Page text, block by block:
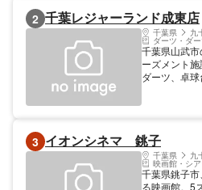
割引で400
高生以下4歳
す。また、航
スマホでの事
マホを見せ
す。航空科
い、航空機
2 千葉レジャーランド成東店
千葉県 九
ダーツ・ダ
千葉県山武
ーズメント施
ダーツ、卓
3 イオンシネマ 銚子
千葉県 九
映画館・シ
千葉県銚子
る映画館。5